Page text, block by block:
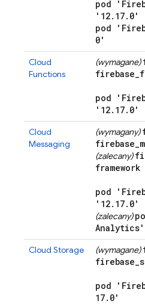
pod
'12. 17. 0'
pod
0'
Cloud
Functions
(wymagane)
firebase_
pod
'12. 17. 0'
Cloud
Messaging
(wymagany)
firebase_
(zalecany)
framework
pod
'12. 17. 0'
(zalecany)
Analytics'
Cloud Storage (wymagane)
firebase_
pod
17. 0'